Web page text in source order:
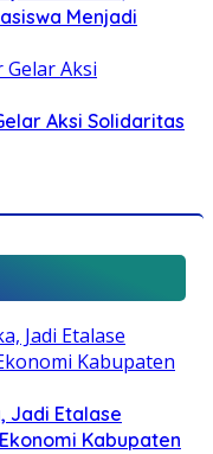
Menjadi
Aksi Solidaritas
Jadi Etalase
Kabupaten